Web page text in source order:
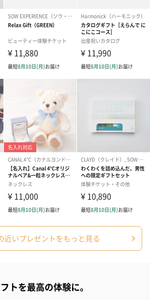
アールグレイティー
（660円）
届けいたします。ギフトへの＋αにおすすめ
近いプレゼントをもっと見る
トを最高の体験に。